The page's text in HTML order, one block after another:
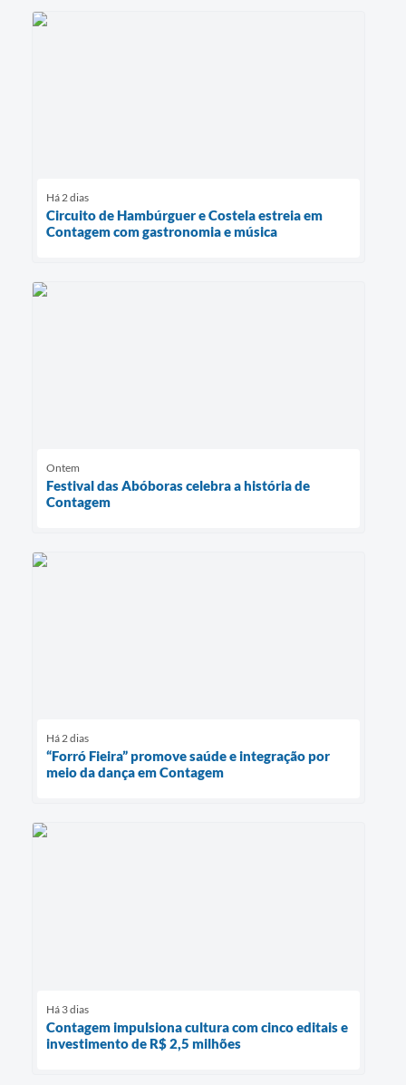
Há 2 dias
Circuito de Hambúrguer e Costela estreia em
Contagem com gastronomia e música
Ontem
Festival das Abóboras celebra a história de
Contagem
Há 2 dias
“Forró Fieira” promove saúde e integração por
meio da dança em Contagem
Há 3 dias
Contagem impulsiona cultura com cinco editais e
investimento de R$ 2,5 milhões